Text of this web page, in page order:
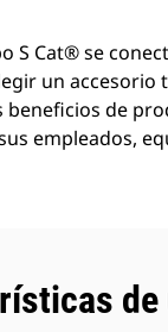
S Cat® se
un
de
empleados,